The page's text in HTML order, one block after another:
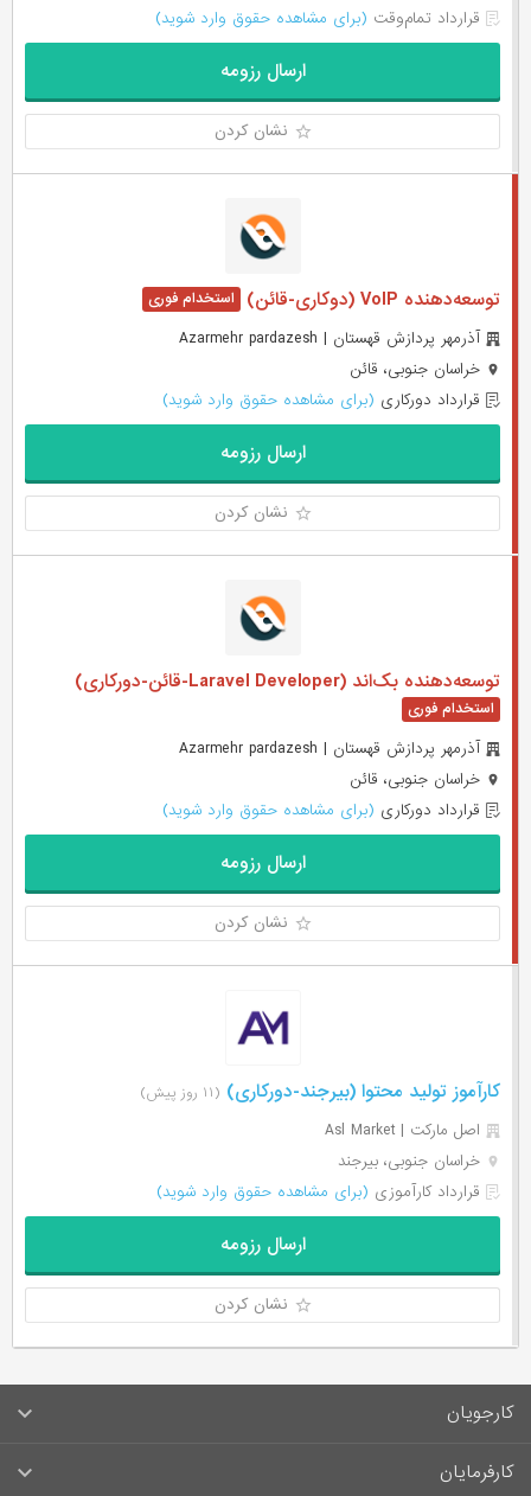
قرارداد تمام‌وقت (برای مشاهده حقوق وارد شوید)
ارسال رزومه
نشان کردن
توسعه‌دهنده VoIP (دوکاری-قائن)
آذرمهر پردازش قهستان | Azarmehr pardazesh
خراسان جنوبی، قائن
قرارداد دورکاری (برای مشاهده حقوق وارد شوید)
ارسال رزومه
نشان کردن
توسعه‌دهنده بک‌اند (Laravel Developer-قائن-دورکاری)
آذرمهر پردازش قهستان | Azarmehr pardazesh
خراسان جنوبی، قائن
قرارداد دورکاری (برای مشاهده حقوق وارد شوید)
ارسال رزومه
نشان کردن
کارآموز تولید محتوا (بیرجند-دورکاری) (۱۱ روز پیش)
اصل مارکت | Asl Market
خراسان جنوبی، بیرجند
قرارداد کارآموزی (برای مشاهده حقوق وارد شوید)
ارسال رزومه
نشان کردن
کارجویان
سوالات متداول کارجویان
کارفرمایان